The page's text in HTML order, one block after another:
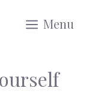
Menu